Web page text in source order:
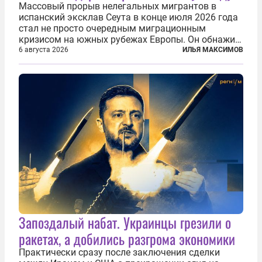
Массовый прорыв нелегальных мигрантов в
испанский эксклав Сеута в конце июля 2026 года
стал не просто очередным миграционным
кризисом на южных рубежах Европы. Он обнажил
фундаментальный раскол внутри Евросоюза,
продемонстрировав, что десятилетиями
выстраивавшаяся миграционная политика ЕС
6 августа 2026 ИЛЬЯ МАКСИМОВ
Запоздалый набат. Украинцы грезили о
ракетах, а добились разгрома экономики
Практически сразу после заключения сделки